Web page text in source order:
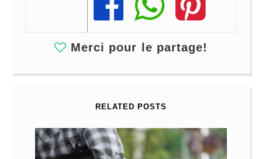
Merci pour le partage!
RELATED POSTS